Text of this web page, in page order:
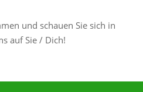
und schauen Sie sich in
auf Sie / Dich!